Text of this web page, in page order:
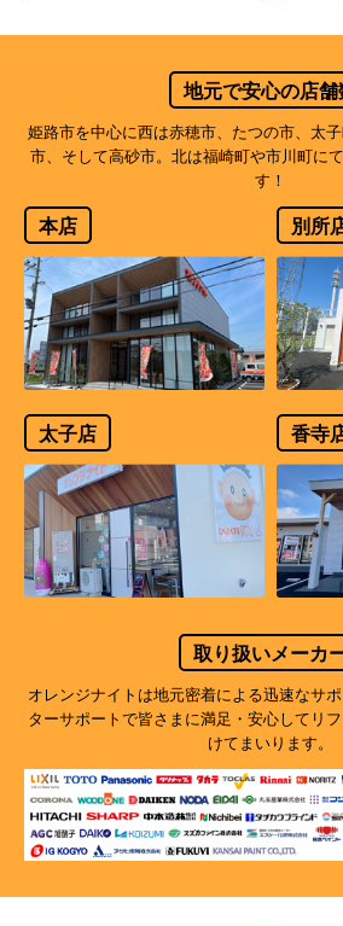
地元で安心の店舗
姫路市を中心に西は赤穂市、たつの市、太
市、そして高砂市。北は福崎町や市川町に
す！
本店 別所
太子店 香寺
取り扱いメーカ
オレンジナイトは地元密着による迅速なサ
ターサポートで皆さまに満足・安心してリ
けてまいります。